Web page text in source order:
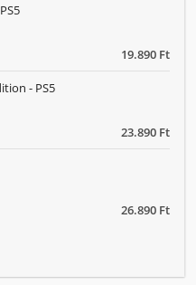
19.890 Ft
23.890 Ft
- PS5
26.890 Ft